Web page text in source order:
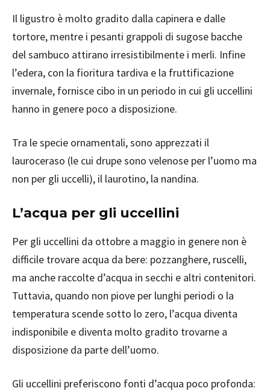
Il ligustro è molto gradito dalla capinera e dalle
tortore, mentre i pesanti grappoli di sugose bacche
del sambuco attirano irresistibilmente i merli. Infine
l’edera, con la fioritura tardiva e la fruttificazione
invernale, fornisce cibo in un periodo in cui gli uccellini
hanno in genere poco a disposizione.
Tra le specie ornamentali, sono apprezzati il
lauroceraso (le cui drupe sono velenose per l’uomo ma
non per gli uccelli), il laurotino, la nandina.
L’acqua per gli uccellini
Per gli uccellini da ottobre a maggio in genere non è
difficile trovare acqua da bere: pozzanghere, ruscelli,
ma anche raccolte d’acqua in secchi e altri contenitori.
Tuttavia, quando non piove per lunghi periodi o la
temperatura scende sotto lo zero, l’acqua diventa
indisponibile e diventa molto gradito trovarne a
disposizione da parte dell’uomo.
Gli uccellini preferiscono fonti d’acqua poco profonda: